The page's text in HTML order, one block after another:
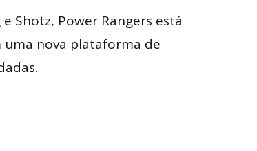
Shotz, Power Rangers está
nova plataforma de